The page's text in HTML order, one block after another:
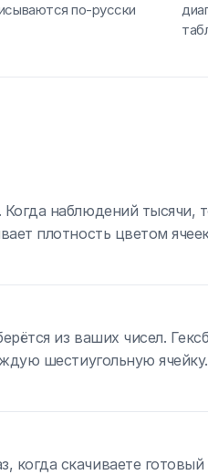
по-русски
наблюдений тысячи,
плотность цветом
из ваших чисел.
шестиугольную
когда скачиваете готовый